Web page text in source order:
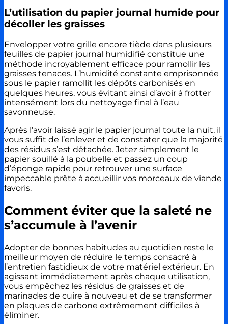
L’utilisation du papier journal humide pour
décoller les graisses
Envelopper votre grille encore tiède dans plusieurs
feuilles de papier journal humidifié constitue une
méthode incroyablement efficace pour ramollir les
graisses tenaces. L’humidité constante emprisonnée
sous le papier ramollit les dépôts carbonisés en
quelques heures, vous évitant ainsi d’avoir à frotter
intensément lors du nettoyage final à l’eau
savonneuse.
Après l’avoir laissé agir le papier journal toute la nuit, il
vous suffit de l’enlever et de constater que la majorité
des résidus s’est détachée. Jetez simplement le
papier souillé à la poubelle et passez un coup
d’éponge rapide pour retrouver une surface
impeccable prête à accueillir vos morceaux de viande
favoris.
Comment éviter que la saleté ne
s’accumule à l’avenir
Adopter de bonnes habitudes au quotidien reste le
meilleur moyen de réduire le temps consacré à
l’entretien fastidieux de votre matériel extérieur. En
agissant immédiatement après chaque utilisation,
vous empêchez les résidus de graisses et de
marinades de cuire à nouveau et de se transformer
en plaques de carbone extrêmement difficiles à
éliminer.